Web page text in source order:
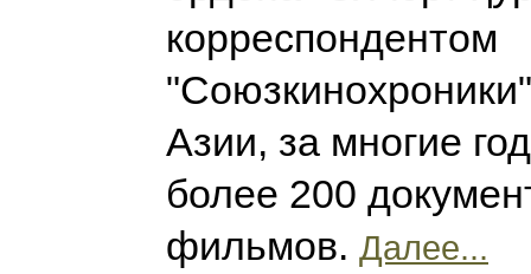
корреспондентом
Азии, за многие
более 200
фильмов. Далее...